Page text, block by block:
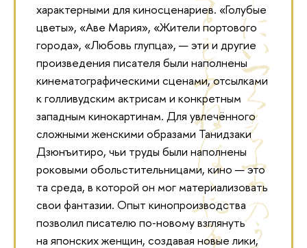
характерными для киносценариев. «Голубые
цветы», «Аве Мария», «Жители портового
города», «Любовь глупца», — эти и другие
произведения писателя были наполнены
кинематографическими сценами, отсылками
к голливудским актрисам и конкретным
западным кинокартинам. Для увлечённого
сложными женскими образами Танидзаки
Дзюнъитиро, чьи труды были наполнены
роковыми обольстительницами, кино — это
та среда, в которой он мог материализовать
свои фантазии. Опыт кинопроизводства
позволил писателю по‑новому взглянуть
на японских женщин, создавая новые лики,